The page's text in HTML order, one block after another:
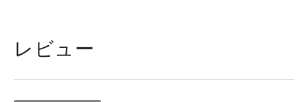
レビュー